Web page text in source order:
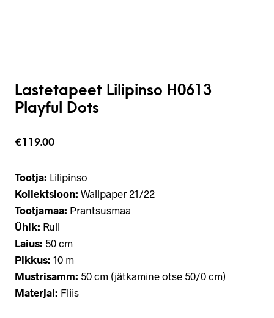
Lastetapeet Lilipinso H0613
Playful Dots
€119.00
Tootja: Lilipinso
Kollektsioon: Wallpaper 21/22
Tootjamaa: Prantsusmaa
Ühik: Rull
Laius: 50 cm
Pikkus: 10 m
Mustrisamm: 50 cm (jätkamine otse 50/0 cm)
Materjal: Fliis